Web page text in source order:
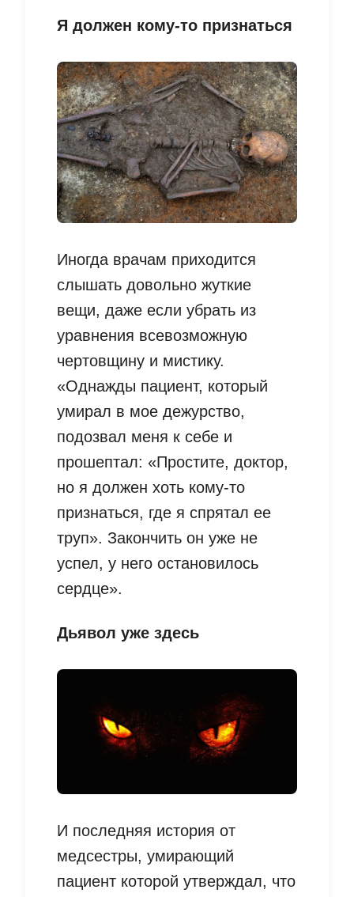
Я должен кому-то признаться
Иногда врачам приходится
слышать довольно жуткие
вещи, даже если убрать из
уравнения всевозможную
чертовщину и мистику.
«Однажды пациент, который
умирал в мое дежурство,
подозвал меня к себе и
прошептал: «Простите, доктор,
но я должен хоть кому-то
признаться, где я спрятал ее
труп». Закончить он уже не
успел, у него остановилось
сердце».
Дьявол уже здесь
И последняя история от
медсестры, умирающий
пациент которой утверждал, что